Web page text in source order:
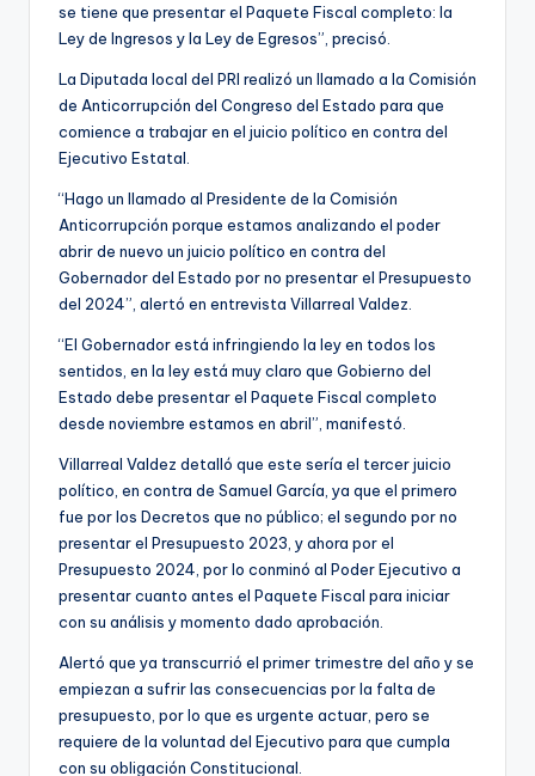
se tiene que presentar el Paquete Fiscal completo: la
Ley de Ingresos y la Ley de Egresos”, precisó.
La Diputada local del PRI realizó un llamado a la Comisión
de Anticorrupción del Congreso del Estado para que
comience a trabajar en el juicio político en contra del
Ejecutivo Estatal.
“Hago un llamado al Presidente de la Comisión
Anticorrupción porque estamos analizando el poder
abrir de nuevo un juicio político en contra del
Gobernador del Estado por no presentar el Presupuesto
del 2024”, alertó en entrevista Villarreal Valdez.
“El Gobernador está infringiendo la ley en todos los
sentidos, en la ley está muy claro que Gobierno del
Estado debe presentar el Paquete Fiscal completo
desde noviembre estamos en abril”, manifestó.
Villarreal Valdez detalló que este sería el tercer juicio
político, en contra de Samuel García, ya que el primero
fue por los Decretos que no público; el segundo por no
presentar el Presupuesto 2023, y ahora por el
Presupuesto 2024, por lo conminó al Poder Ejecutivo a
presentar cuanto antes el Paquete Fiscal para iniciar
con su análisis y momento dado aprobación.
Alertó que ya transcurrió el primer trimestre del año y se
empiezan a sufrir las consecuencias por la falta de
presupuesto, por lo que es urgente actuar, pero se
requiere de la voluntad del Ejecutivo para que cumpla
con su obligación Constitucional.